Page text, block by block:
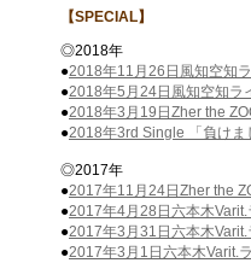
【SPECIAL】
◎2018年
●2018年11月26日風知空知
●2018年5月24日風知空知ラ
●2018年3月19日Zher the
●2018年3rd Single 「負けま
◎2017年
●2017年11月24日Zher the
●2017年4月28日六本木
●2017年3月31日六本木
●2017年3月1日六本木Varit.